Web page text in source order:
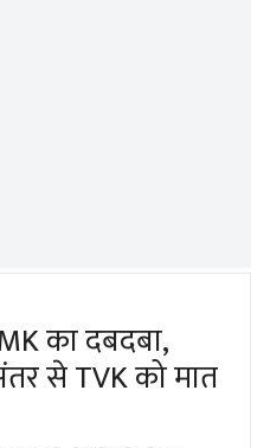
का दबदबा,
से TVK को मात